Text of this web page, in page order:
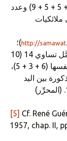
الثيوصوفي لأعداد قيمتها الإجمالية (5995 = 9 + 5 + 5 + 9) وعدد
http://)؛
في حساب الجُمَّل تساوي 14 (10
القيمة العددية نفسها (6 + 3 + 5)،
بين اليد
[5] Cf. René
1957, chap. II,